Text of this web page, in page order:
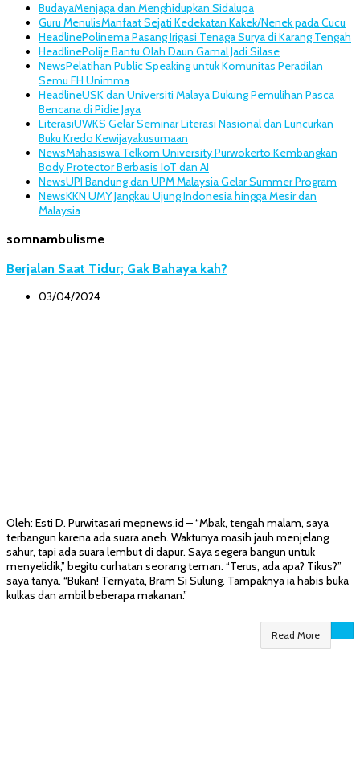
BudayaMenjaga dan Menghidupkan Sidalupa
Guru MenulisManfaat Sejati Kedekatan Kakek/Nenek pada Cucu
HeadlinePolinema Pasang Irigasi Tenaga Surya di Karang Tengah
HeadlinePolije Bantu Olah Daun Gamal Jadi Silase
NewsPelatihan Public Speaking untuk Komunitas Peradilan
Semu FH Unimma
HeadlineUSK dan Universiti Malaya Dukung Pemulihan Pasca
Bencana di Pidie Jaya
LiterasiUWKS Gelar Seminar Literasi Nasional dan Luncurkan
Buku Kredo Kewijayakusumaan
NewsMahasiswa Telkom University Purwokerto Kembangkan
Body Protector Berbasis IoT dan AI
NewsUPI Bandung dan UPM Malaysia Gelar Summer Program
NewsKKN UMY Jangkau Ujung Indonesia hingga Mesir dan
Malaysia
somnambulisme
Berjalan Saat Tidur; Gak Bahaya kah?
03/04/2024
Oleh: Esti D. Purwitasari mepnews.id – “Mbak, tengah malam, saya
terbangun karena ada suara aneh. Waktunya masih jauh menjelang
sahur, tapi ada suara lembut di dapur. Saya segera bangun untuk
menyelidik,” begitu curhatan seorang teman. “Terus, ada apa? Tikus?”
saya tanya. “Bukan! Ternyata, Bram Si Sulung. Tampaknya ia habis buka
kulkas dan ambil beberapa makanan.”
Read More